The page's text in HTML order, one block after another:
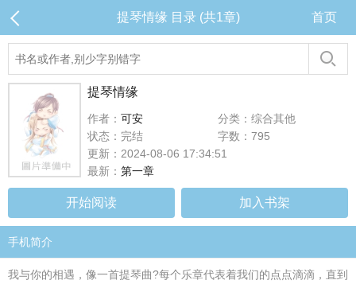
提琴情缘 目录 (共1章) 首页
提琴情缘
作者： 可安
分类：综合其他
状态：完结
字数：795
更新：2024-08-06 17:34:51
最新： 第一章
开始阅读 加入书架
手机简介
我与你的相遇，像一首提琴曲?每个乐章代表着我们的点点滴滴，直到